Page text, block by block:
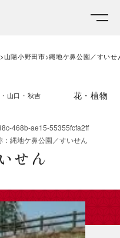
山陽小野田市 縄地ケ鼻公園／すいせ
山口・秋吉
花・植物
468b-ae15-55355fcfa2ff
： 縄地ケ鼻公園／すいせん
せん